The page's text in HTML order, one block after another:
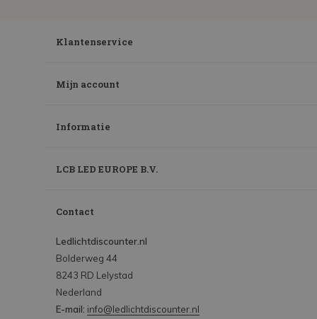
Klantenservice
Mijn account
Informatie
LCB LED EUROPE B.V.
Contact
Ledlichtdiscounter.nl
Bolderweg 44
8243 RD Lelystad
Nederland
E-mail: info@ledlichtdiscounter.nl